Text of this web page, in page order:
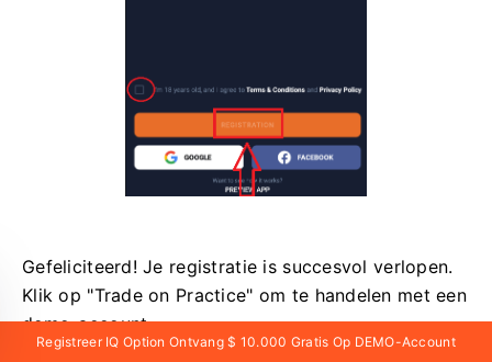
Gefeliciteerd! Je registratie is succesvol verlopen.
Klik op "Trade on Practice" om te handelen met een
demo-account.
Registreer IQ Option Ontvang $ 10.000 Gratis Op DEMO-Account